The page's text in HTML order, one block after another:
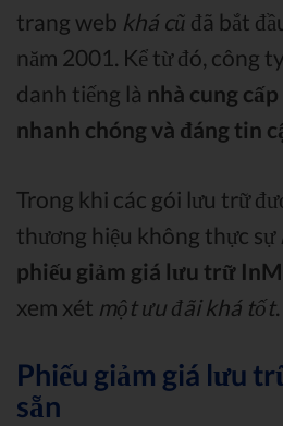
trang web khá cũ đã bắt
năm 2001. Kể từ đó, công
danh tiếng là nhà cung
nhanh chóng và đáng tin
Trong khi các gói lưu trữ
thương hiệu không thực sự
phiếu giảm giá lưu trữ
xem xét một ưu đãi khá tốt.
Phiếu giảm giá lưu
sẵn